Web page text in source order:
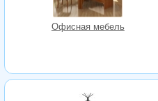
Офисная мебель